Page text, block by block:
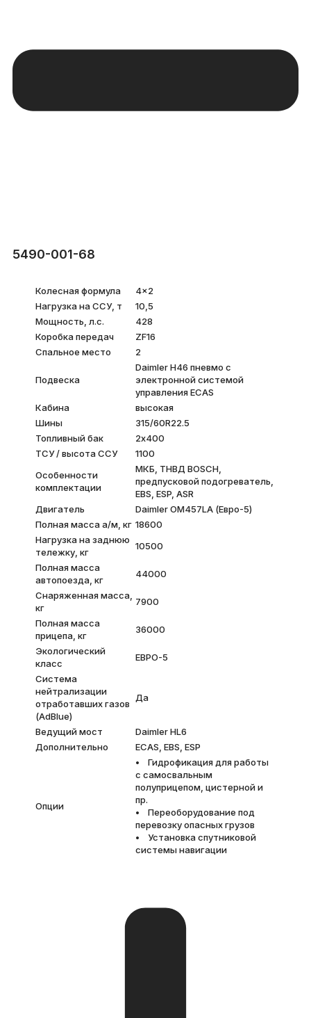
5490-001-68
Колесная формула
4×2
Нагрузка на ССУ, т
10,5
Мощность, л.с.
428
Коробка передач
ZF16
Спальное место
2
Подвеска
Daimler H46 пневмо с
электронной системой
управления ECAS
Кабина
высокая
Шины
315/60R22.5
Топливный бак
2х400
ТСУ / высота ССУ
1100
Особенности
комплектации
МКБ, ТНВД BOSCH,
предпусковой подогреватель,
EBS, ESP, ASR
Двигатель
Daimler OM457LA (Евро-5)
Полная масса а/м, кг 18600
Нагрузка на заднюю
тележку, кг
10500
Полная масса
автопоезда, кг
44000
Снаряженная масса,
кг
7900
Полная масса
прицепа, кг
36000
Экологический
класс
ЕВРО-5
Система
нейтрализации
отработавших газов
(AdBlue)
Да
Ведущий мост
Daimler HL6
Дополнительно
ECAS, EBS, ESP
Опции
• Гидрофикация для работы
с самосвальным
полуприцепом, цистерной и
пр.
• Переоборудование под
перевозку опасных грузов
• Установка спутниковой
системы навигации